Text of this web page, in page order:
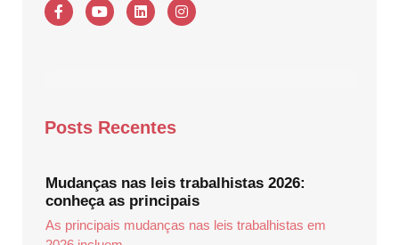
Posts Recentes
Mudanças nas leis trabalhistas 2026:
conheça as principais
As principais mudanças nas leis trabalhistas em